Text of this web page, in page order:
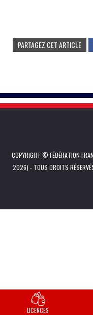
PARTAGEZ CET ARTICLE
COPYRIGHT © FÉDÉRATION
2026) - TOUS DROITS
LICENCES